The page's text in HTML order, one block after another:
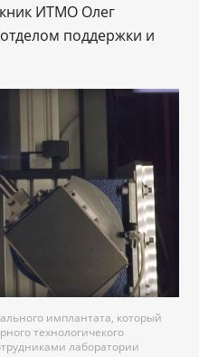
ИТМО Олег
поддержки и
имплантата, который
технологичекого
лаборатории